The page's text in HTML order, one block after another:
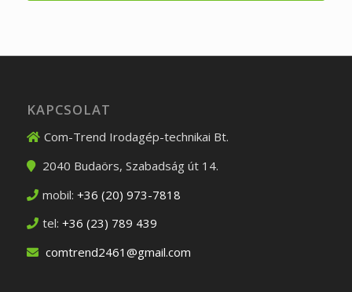
KAPCSOLAT
Com-Trend Irodagép-technikai Bt.
2040 Budaörs, Szabadság út 14.
mobil: +36 (20) 973-7818
tel: +36 (23) 789 439
comtrend2461@gmail.com